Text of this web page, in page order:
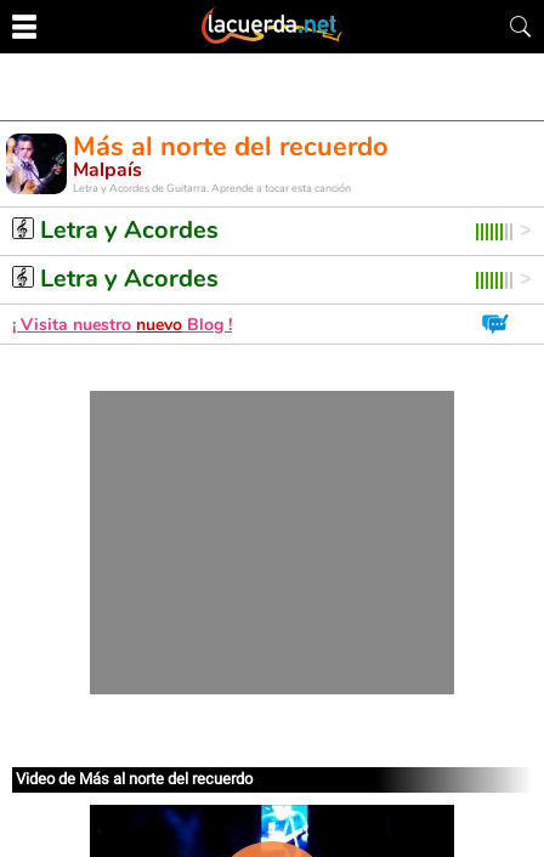
Más al norte del recuerdo
Malpaís
Letra y Acordes de Guitarra. Aprende a tocar esta canción
Letra y Acordes
Letra y Acordes
¡ Visita nuestro nuevo Blog !
Video de Más al norte del recuerdo